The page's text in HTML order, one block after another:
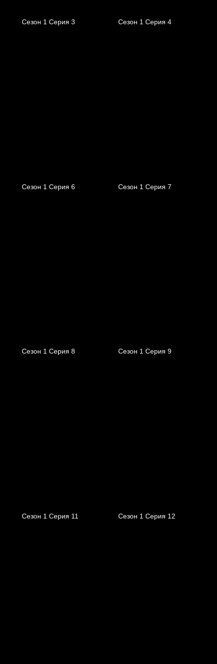
Сезон 1 Серия 3 Сезон 1 Серия 4
Сезон 1 Серия 6 Сезон 1 Серия 7
Сезон 1 Серия 8 Сезон 1 Серия 9
Сезон 1 Серия 11 Сезон 1 Серия 12